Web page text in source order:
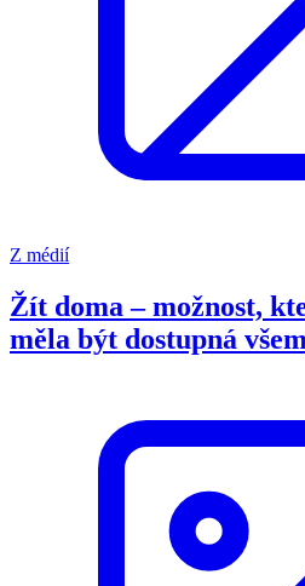
Z médií
Žít doma – možnost,
měla být dostupná všem